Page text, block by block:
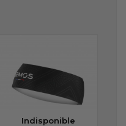
Indisponible